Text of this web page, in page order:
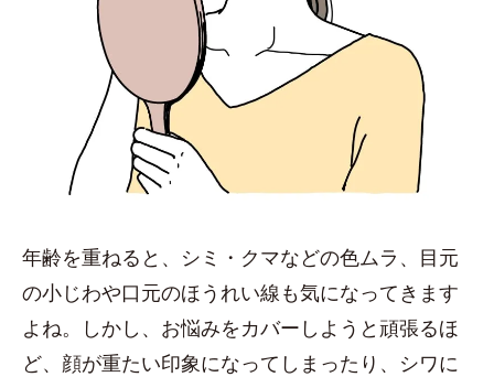
年齢を重ねると、シミ・クマなどの色ムラ、目元
の小じわや口元のほうれい線も気になってきます
よね。しかし、お悩みをカバーしようと頑張るほ
ど、顔が重たい印象になってしまったり、シワに